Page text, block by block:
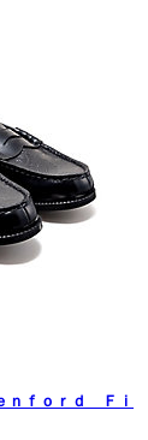
ｆｏｒｄ Ｆｉ